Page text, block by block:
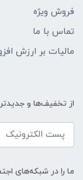
فروش ویژه
تماس با ما
مالیات بر ارزش
از تخفیف‌ها و
ما را در شبکه‌های